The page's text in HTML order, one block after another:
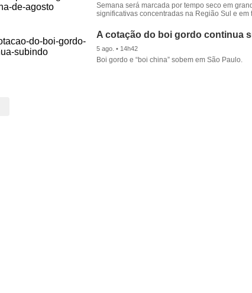
Semana será marcada por tempo seco em
significativas concentradas na Região Sul e
A cotação do boi gordo continua
5 ago. • 14h42
Boi gordo e “boi china” sobem em São Paulo.